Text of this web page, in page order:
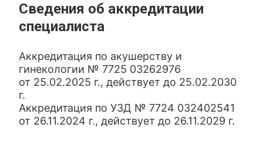
Сведения об аккредитации
специалиста
Аккредитация по акушерству и
гинекологии № 7725 03262976
от 25.02.2025 г., действует до 25.02.2030
г.
Аккредитация по УЗД № 7724 032402541
от 26.11.2024 г., действует до 26.11.2029 г.